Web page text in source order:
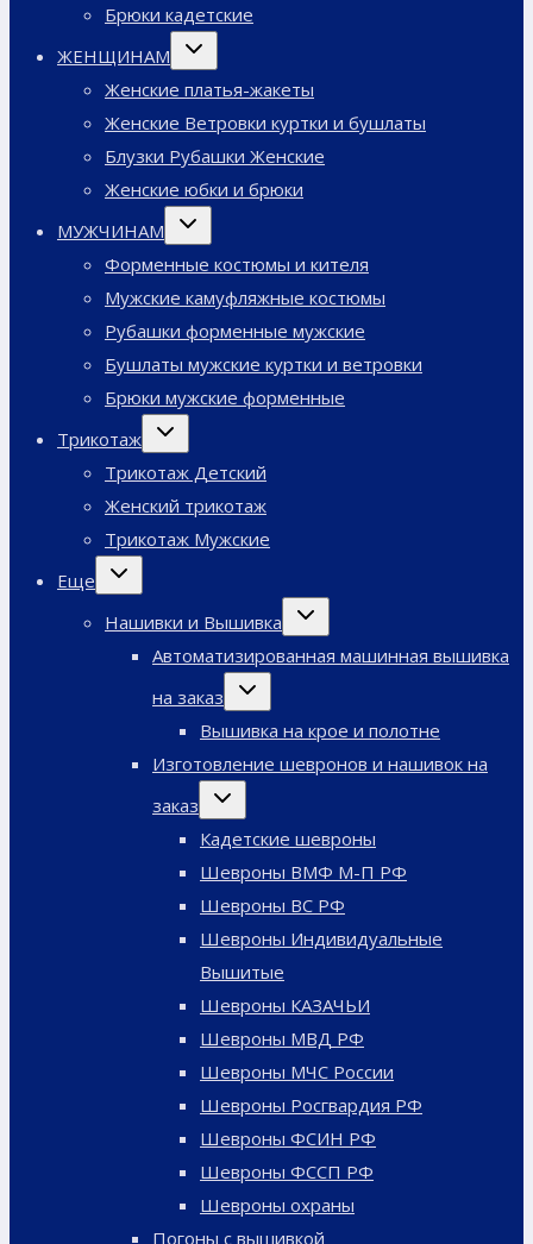
Брюки кадетские
ЖЕНЩИНАМ
Переключить
дочернее
Женские платья-жакеты
Женские Ветровки куртки и бушлаты
Блузки Рубашки Женские
Женские юбки и брюки
МУЖЧИНАМ
Переключить
дочернее
Форменные костюмы и кителя
Мужские камуфляжные костюмы
Рубашки форменные мужские
Бушлаты мужские куртки и ветровки
Брюки мужские форменные
Трикотаж
Переключить
дочернее
Трикотаж Детский
Женский трикотаж
Трикотаж Мужские
Еще
Переключить
дочернее
Нашивки и Вышивка
Переключить
дочернее
Автоматизированная машинная вышивка
на заказ
Переключить
дочернее
Вышивка на крое и полотне
Изготовление шевронов и нашивок на
заказ
Переключить
дочернее
Кадетские шевроны
Шевроны ВМФ М-П РФ
Шевроны ВС РФ
Шевроны Индивидуальные
Вышитые
Шевроны КАЗАЧЬИ
Шевроны МВД РФ
Шевроны МЧС России
Шевроны Росгвардия РФ
Шевроны ФСИН РФ
Шевроны ФССП РФ
Шевроны охраны
Погоны с вышивкой